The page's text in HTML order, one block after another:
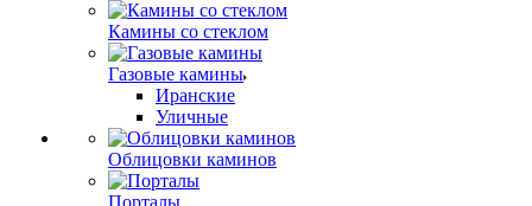
Камины со стеклом
Газовые камины
Иранские
Уличные
Облицовки каминов
Порталы